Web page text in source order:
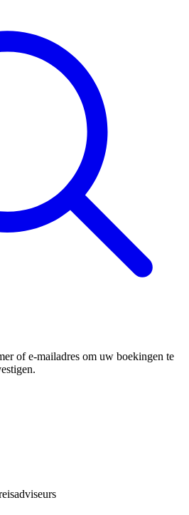
of e-mailadres om uw boekingen te